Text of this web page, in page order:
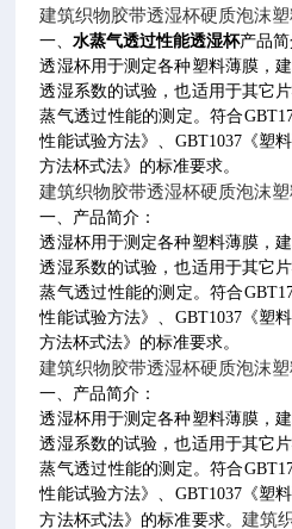
建筑织物胶带透湿杯硬质泡沫
一、水蒸气透过性能透湿杯产品简
透湿杯用于测定各种塑料薄膜，
透湿系数的试验，也适用于其它
蒸气透过性能的测定。符合
性能试验方法》、 GBT1037《塑
方法杯式法》的标准要求。
建筑织物胶带透湿杯硬质泡沫
一、产品简介：
透湿杯用于测定各种塑料薄膜，
透湿系数的试验，也适用于其它
蒸气透过性能的测定。符合
性能试验方法》、 GBT1037《塑
方法杯式法》的标准要求。
建筑织物胶带透湿杯硬质泡沫
一、产品简介：
透湿杯用于测定各种塑料薄膜，
透湿系数的试验，也适用于其它
蒸气透过性能的测定。符合
性能试验方法》、 GBT1037《塑
方法杯式法》的标准要求。 建筑